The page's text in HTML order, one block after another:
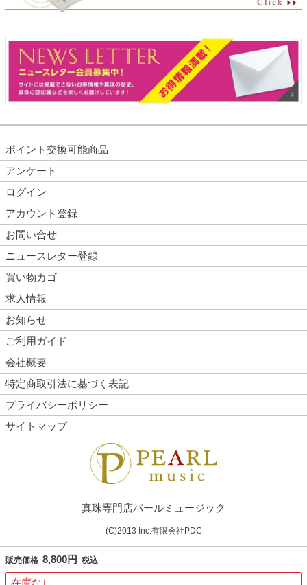
販売価格 8,800円 税込
在庫なし
ポイント交換可能商品
アンケート
ログイン
アカウント登録
お問い合せ
ニュースレター登録
買い物カゴ
求人情報
お知らせ
ご利用ガイド
会社概要
特定商取引法に基づく表記
プライバシーポリシー
サイトマップ
真珠専門店パールミュージック
(C)2013 Inc.有限会社PDC